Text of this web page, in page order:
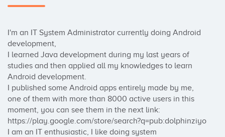
I'm an IT System Administrator currently doing Android
development,
I learned Java development during my last years of
studies and then applied all my knowledges to learn
Android development.
I published some Android apps entirely made by me,
one of them with more than 8000 active users in this
moment, you can see them in the next link:
https://play.google.com/store/search?q=pub:dolphinziyo
I am an IT enthusiastic, I like doing system